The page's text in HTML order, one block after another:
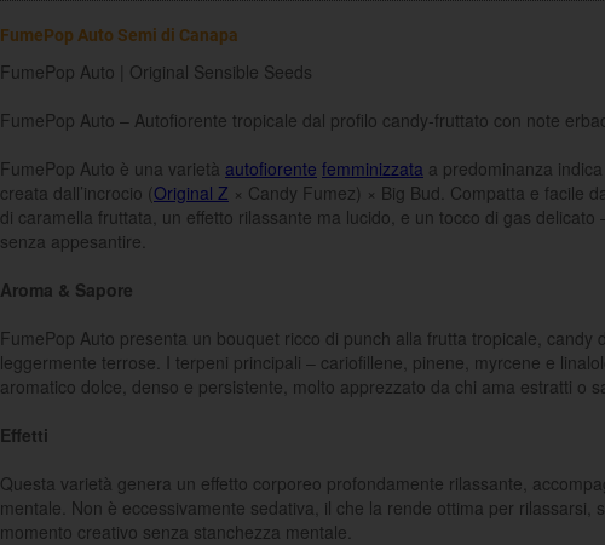
FumePop Auto Semi di Canapa
FumePop Auto | Original Sensible Seeds
FumePop Auto – Autofiorente tropicale dal profilo candy-fruttato con note
FumePop Auto è una varietà autofiorente femminizzata a predominanza
creata dall’incrocio (Original Z × Candy Fumez) × Big Bud. Compatta e facile
di caramella fruttata, un effetto rilassante ma lucido, e un tocco di gas delicato
senza appesantire.
Aroma & Sapore
FumePop Auto presenta un bouquet ricco di punch alla frutta tropicale, candy
leggermente terrose. I terpeni principali – cariofillene, pinene, myrcene e
aromatico dolce, denso e persistente, molto apprezzato da chi ama estratti o
Effetti
Questa varietà genera un effetto corporeo profondamente rilassante,
mentale. Non è eccessivamente sedativa, il che la rende ottima per rilassarsi,
momento creativo senza stanchezza mentale.